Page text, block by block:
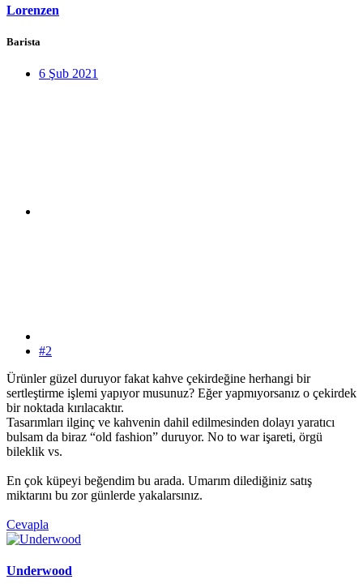
Lorenzen
Barista
6 Şub 2021
#2
Ürünler güzel duruyor fakat kahve çekirdeğine herhangi bir
sertleştirme işlemi yapıyor musunuz? Eğer yapmıyorsanız o çekirdek
bir noktada kırılacaktır.
Tasarımları ilginç ve kahvenin dahil edilmesinden dolayı yaratıcı
bulsam da biraz “old fashion” duruyor. No to war işareti, örgü
bileklik vs.
En çok küpeyi beğendim bu arada. Umarım dilediğiniz satış
miktarını bu zor günlerde yakalarsınız.
Cevapla
Underwood